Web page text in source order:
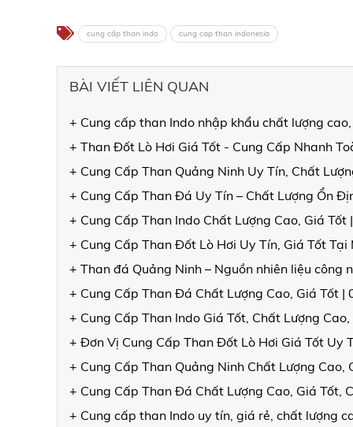
cung cấp than indo cung cap than indonesia
BÀI VIẾT LIÊN QUAN
+ Cung cấp than Indo nhập khẩu chất lượng
+ Than Đốt Lò Hơi Giá Tốt - Cung Cấp Nhanh
+ Cung Cấp Than Quảng Ninh Uy Tín, Chất
+ Cung Cấp Than Đá Uy Tín – Chất Lượng Ổn
+ Cung Cấp Than Indo Chất Lượng Cao, Giá
+ Cung Cấp Than Đốt Lò Hơi Uy Tín, Giá Tốt Tại
+ Than đá Quảng Ninh – Nguồn nhiên liệu công
+ Cung Cấp Than Đá Chất Lượng Cao, Giá Tốt
+ Cung Cấp Than Indo Giá Tốt, Chất Lượng
+ Đơn Vị Cung Cấp Than Đốt Lò Hơi Giá Tốt Uy
+ Cung Cấp Than Quảng Ninh Chất Lượng Cao,
+ Cung Cấp Than Đá Chất Lượng Cao, Giá Tốt,
+ Cung cấp than Indo uy tín, giá rẻ, chất lượng